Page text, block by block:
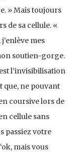
» Mais toujours
de sa cellule. «
mes
soutien-gorge.
l’invisibilisation
que, ne pouvant
coursive lors de
cellule sans
passiez votre
mais vous